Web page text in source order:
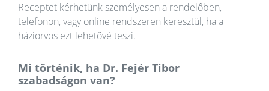
Receptet kérhetünk személyesen a rendelőben,
telefonon, vagy online rendszeren keresztül, ha a
háziorvos ezt lehetővé teszi.
Mi történik, ha Dr. Fejér Tibor
szabadságon van?